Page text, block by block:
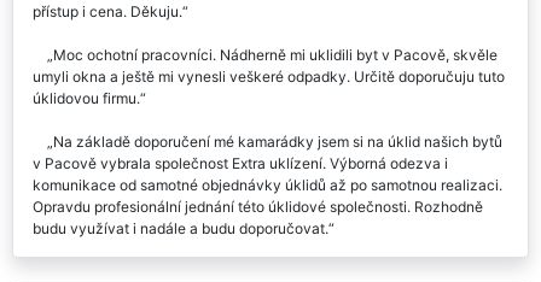
přístup i cena. Děkuju.
Moc ochotní pracovníci. Nádherně mi uklidili byt v Pacově, skvěle
umyli okna a ještě mi vynesli veškeré odpadky. Určitě doporučuju tuto
úklidovou firmu.
Na základě doporučení mé kamarádky jsem si na úklid našich bytů
v Pacově vybrala společnost Extra uklízení. Výborná odezva i
komunikace od samotné objednávky úklidů až po samotnou realizaci.
Opravdu profesionální jednání této úklidové společnosti. Rozhodně
budu využívat i nadále a budu doporučovat.